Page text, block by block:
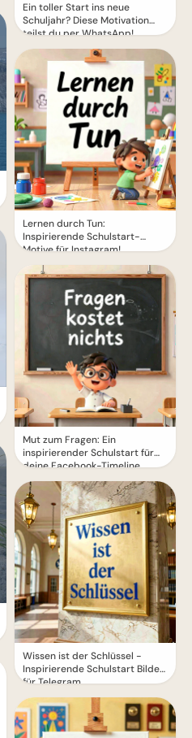
Ein toller Start ins neue
Schuljahr? Diese Motivation
teilst du per WhatsApp!
Lernen durch Tun:
Inspirierende Schulstart-
Motive für Instagram!
Mut zum Fragen: Ein
inspirierender Schulstart für
deine Facebook-Timeline
Wissen ist der Schlüssel -
Inspirierende Schulstart Bilder
für Telegram